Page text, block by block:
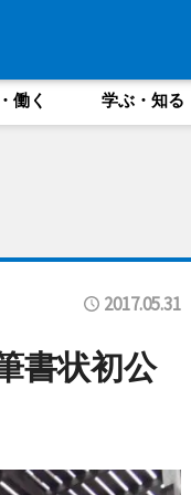
働く 学ぶ・知る
2017.05.31
書状初公